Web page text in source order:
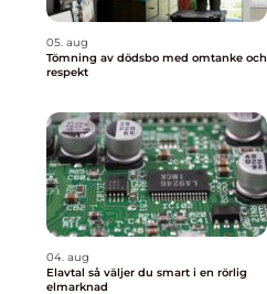
05. aug
Tömning av dödsbo med omtanke och
respekt
04. aug
Elavtal så väljer du smart i en rörlig
elmarknad